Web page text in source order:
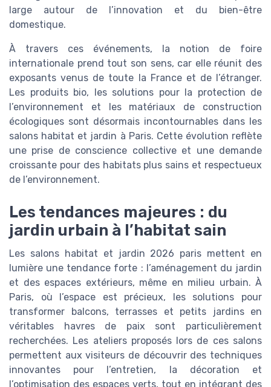
large autour de l’innovation et du bien-être
domestique.
À travers ces événements, la notion de foire
internationale prend tout son sens, car elle réunit des
exposants venus de toute la France et de l’étranger.
Les produits bio, les solutions pour la protection de
l’environnement et les matériaux de construction
écologiques sont désormais incontournables dans les
salons habitat et jardin à Paris. Cette évolution reflète
une prise de conscience collective et une demande
croissante pour des habitats plus sains et respectueux
de l’environnement.
Les tendances majeures : du
jardin urbain à l’habitat sain
Les salons habitat et jardin 2026 paris mettent en
lumière une tendance forte : l’aménagement du jardin
et des espaces extérieurs, même en milieu urbain. À
Paris, où l’espace est précieux, les solutions pour
transformer balcons, terrasses et petits jardins en
véritables havres de paix sont particulièrement
recherchées. Les ateliers proposés lors de ces salons
permettent aux visiteurs de découvrir des techniques
innovantes pour l’entretien, la décoration et
l’optimisation des espaces verts, tout en intégrant des